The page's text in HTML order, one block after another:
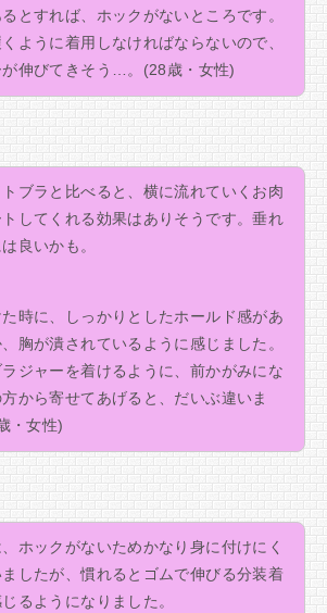
とすれば、ホックがないところです。
ように着用しなければならないので、
が伸びてきそう…。(28歳・女性)
ブラと比べると、横に流れていくお肉
してくれる効果はありそうです。垂れ
良いかも。
時に、しっかりとしたホールド感があ
胸が潰されているように感じました。
ジャーを着けるように、前かがみにな
から寄せてあげると、だいぶ違いま
・女性)
ホックがないためかなり身に付けにく
したが、慣れるとゴムで伸びる分装着
るようになりました。